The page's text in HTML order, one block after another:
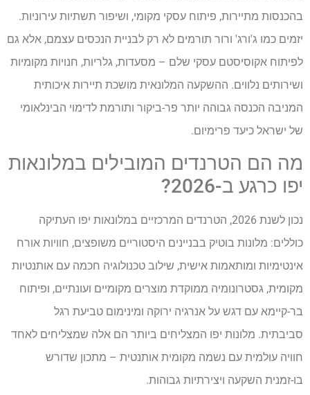
בהכנסות מתיירות, פיתוח עסקי מקומי, ושיפור תשתיות עירוניות.
יזמים כמו ג'ורג' ורור תורמים לא רק לבניית הנכסים עצמם, אלא גם
לפיתוח אקוסיסטם עסקי שלם – מסעדות, גלריות, חנויות מקומיות
ושירותים נלווים. ההשקעה המלונאית מושכת תיירות איכותית
המניבה הכנסה גבוהה יותר פר-ביקור ותורמת לדימוי הבינלאומי
של ישראל כיעד פרימיום.
מה הם הטרנדים המובילים במלונאות
יפו כרגע ב-2026?
נכון לשנת 2026, הטרנדים המרכזיים במלונאות יפו העתיקה
כוללים: מלונות בוטיק בבניינים היסטוריים משופצים, חוויות אורח
אינטימיות ומותאמות אישית, שילוב טכנולוגיה חכמה עם אותנטיות
מקומית, גסטרונומיה ממוקדת מוצרים מקומיים ועונתיים, ופיתוח
בר-קיימא עם דגש על אנרגיה ירוקה ומינימום טביעת רגל
סביבתית. מלונות יפו המצליחים ביותר הם אלה שמצליחים לאחד
חוויה עולמית עם נשמה מקומית אותנטית – מתכון שדורש
בו-זמנית השקעה ויצירתיות גבוהות.